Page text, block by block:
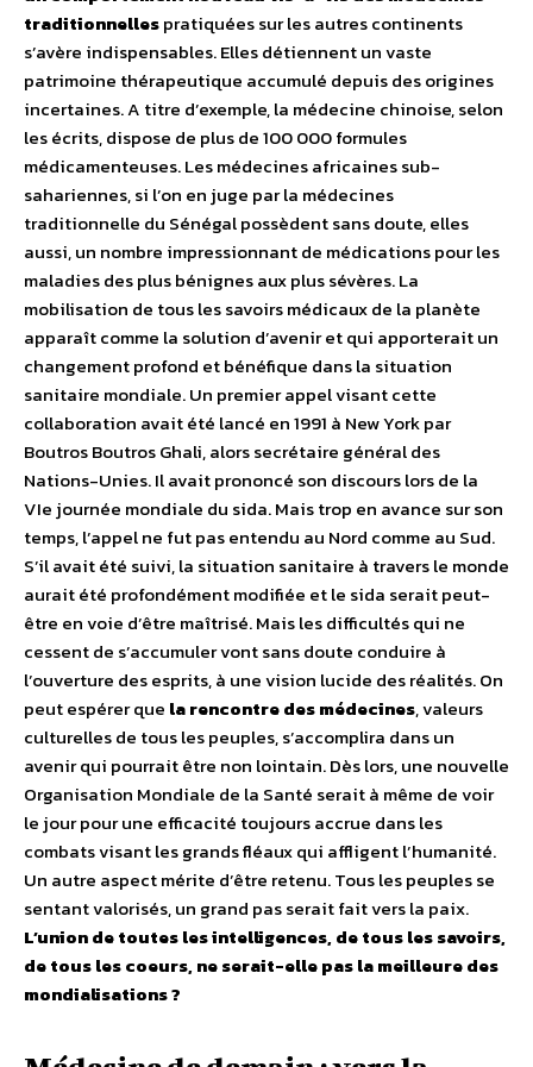
traditionnellespratiquées sur les autres continents
s’avère indispensables. Elles détiennent un vaste
patrimoine thérapeutique accumulé depuis des origines
incertaines. A titre d’exemple, la médecine chinoise, selon
les écrits, dispose de plus de 100 000 formules
médicamenteuses. Les médecines africaines sub-
sahariennes, si l’on en juge par la médecines
traditionnelle du Sénégal possèdent sans doute, elles
aussi, un nombre impressionnant de médications pour les
maladies des plus bénignes aux plus sévères. La
mobilisation de tous les savoirs médicaux de la planète
apparaît comme la solution d’avenir et qui apporterait un
changement profond et bénéfique dans la situation
sanitaire mondiale. Un premier appel visant cette
collaboration avait été lancé en 1991 à New York par
Boutros Boutros Ghali, alors secrétaire général des
Nations-Unies. Il avait prononcé son discours lors de la
VIe journée mondiale du sida. Mais trop en avance sur son
temps, l’appel ne fut pas entendu au Nord comme au Sud.
S’il avait été suivi, la situation sanitaire à travers le monde
aurait été profondément modifiée et le sida serait peut-
être en voie d’être maîtrisé. Mais les difficultés qui ne
cessent de s’accumuler vont sans doute conduire à
l’ouverture des esprits, à une vision lucide des réalités. On
peut espérer que la rencontre des médecines, valeurs
culturelles de tous les peuples, s’accomplira dans un
avenir qui pourrait être non lointain. Dès lors, une nouvelle
Organisation Mondiale de la Santé serait à même de voir
le jour pour une efficacité toujours accrue dans les
combats visant les grands fléaux qui affligent l’humanité.
Un autre aspect mérite d’être retenu. Tous les peuples se
sentant valorisés, un grand pas serait fait vers la paix.
L’union de toutes les intelligences, de tous les savoirs,
de tous les coeurs, ne serait-elle pas la meilleure des
mondialisations ?